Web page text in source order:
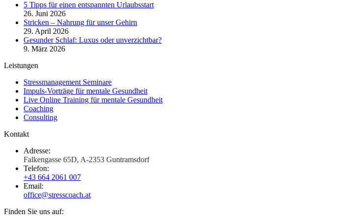
5 Tipps für einen entspannten Urlaubsstart
26. Juni 2026
Stricken – Nahrung für unser Gehirn
29. April 2026
Gesunder Schlaf: Luxus oder unverzichtbar?
9. März 2026
Leistungen
Stressmanagement Seminare
Impuls-Vorträge für mentale Gesundheit
Live Online Training für mentale Gesundheit
Coaching
Consulting
Kontakt
Adresse:
Falkengasse 65D, A-2353 Guntramsdorf
Telefon:
+43 664 2061 007
Email:
office@stresscoach.at
Finden Sie uns auf: